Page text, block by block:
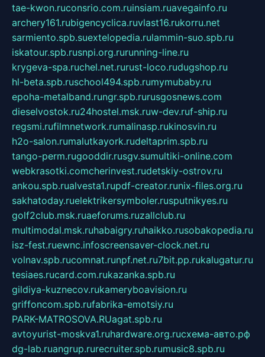
tae-kwon.ruconsrio.com.ruinsiam.ruavegainfo.ru
archery161.rubigencyclica.ruvlast16.rukorru.net
sarmiento.spb.suextelopedia.rulammin-suo.spb.ru
iskatour.spb.rusnpi.org.rurunning-line.ru
krygeva-spa.ruchel.net.rurust-loco.rudugshop.ru
hl-beta.spb.ruschool494.spb.rumymubaby.ru
epoha-metalband.rungr.spb.rurusgosnews.com
dieselvostok.ru24hostel.msk.ruw-dev.ruf-ship.ru
regsmi.rufilmnetwork.rumalinasp.rukinosvin.ru
h2o-salon.rumalutkayork.rudeltaprim.spb.ru
tango-perm.rugooddir.rusgv.sumultiki-online.com
webkrasotki.comcherinvest.rudetskiy-ostrov.ru
ankou.spb.rualvesta1.rupdf-creator.runix-files.org.ru
sakhatoday.ruelektrikersymboler.rusputnikyes.ru
golf2club.msk.ruaeforums.ruzallclub.ru
multimodal.msk.ruhabaigry.ruhaikko.rusobakopedia.ru
isz-fest.ruewnc.infoscreensaver-clock.net.ru
volnav.spb.rucomnat.runpf.net.ru7bit.pp.rukalugatur.ru
tesiaes.rucard.com.rukazanka.spb.ru
gildiya-kuznecov.rukameryboavision.ru
griffoncom.spb.rufabrika-emotsiy.ru
PARK-MATROSOVA.RUagat.spb.ru
avtoyurist-moskva1.ruhardware.org.ruсхема-авто.рф
dg-lab.ruangrup.rurecruiter.spb.rumusic8.spb.ru